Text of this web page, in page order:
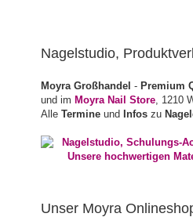
Nagelstudio,
Moyra Großhandel - Premium
und im Moyra Nail Store, 1210
Alle Termine und Infos zu
Unser Moyra